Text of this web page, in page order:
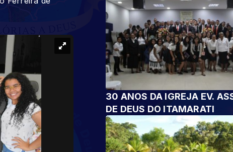
30 ANOS DA IGREJA EV.
DE DEUS DO ITAMARATI